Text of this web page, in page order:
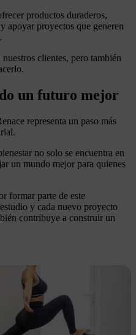
productos duraderos,
apoyar proyectos que generen
clientes, pero también
un futuro mejor
representa un paso más
no solo se encuentra en
un mundo mejor para quienes
formar parte de este
y cada nuevo proyecto
contribuye a construir un